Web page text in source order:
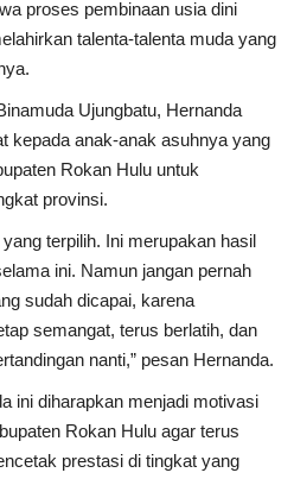
proses pembinaan usia dini
talenta-talenta muda yang
Ujungbatu, Hernanda
kepada anak-anak asuhnya yang
Rokan Hulu untuk
provinsi.
terpilih. Ini merupakan hasil
ini. Namun jangan pernah
sudah dicapai, karena
semangat, terus berlatih, dan
nanti,” pesan Hernanda.
ini diharapkan menjadi motivasi
Rokan Hulu agar terus
prestasi di tingkat yang